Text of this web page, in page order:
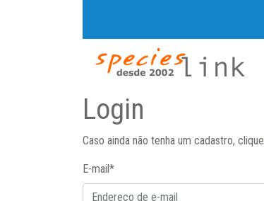
Login
Caso ainda não tenha um cadastro, clique
E-mail*